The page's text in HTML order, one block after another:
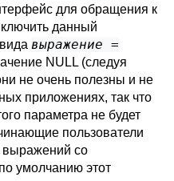
для обращения к
данный
выражение =
NULL (следуя
не очень полезны и не
приложениях, так что
параметра не будет
пользователи
выражений со
умолчанию этот